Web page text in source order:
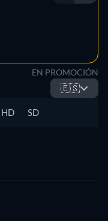
EN PROMOCIÓN
🇪🇸
HD SD